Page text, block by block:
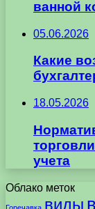
ванной
05.06.2026
Какие
18.05.2026
учета
Облако меток
Горечавка виды